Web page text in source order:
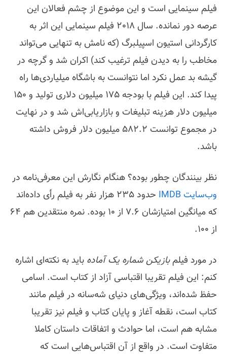
فیلم سینمایی است و این موضوع از چشم فعالان این
عرصه دور نمانده. سال 2018 فیلم سینمایی این اثر به
کارگردانی استیون اسپیلبرگ (که نامش به تنهایی می‌تواند
مخاطب را به دیدن فیلم ترغیب کند) اکران شد و گرچه در
گیشه بد عمل نکرد اما نتوانست به باشگاه میلیاردی‌ها راه
پیدا کند. این فیلم با بودجه 175 میلیون دلاری تولید و 150
میلیون دلار هزینه تبلیغات و بازاریابی‌اش شد و در نهایت
در مجموع توانست 582.2 میلیون دلار فروش داشته
باشد.
نظر بینندگان چطور بوده؟ هنگام نگارش این معرفی‌نامه در
وب‌سایت IMDB
حدود 235 هزار نفر به فیلم رأی داده‌اند
که میانگین امتیازشان 7.6 از 10 بوده. نمره منتقدین هم 64
از 100.
در مورد فیلمبازیکن شماره یک آماده باید به نکته‌ای اشاره
کنم: این فیلم تقریبا اقتباسی آزاد از کتاب است. اسامی
حفظ شده‌اند، ویژگی‌های دنیای شه‌سانه در فیلم مانند
کتاب است، نقطه آغاز و پایان کتاب و فیلم نیز تقریبا
مشابه هم است، اما حوادث و اتفاقات داستان کاملا
متفاوت است. در واقع از آن اقتباس‌هایی است که